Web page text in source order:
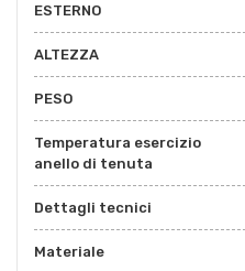
ESTERNO
ALTEZZA
PESO
Temperatura esercizio
anello di tenuta
Dettagli tecnici
Materiale